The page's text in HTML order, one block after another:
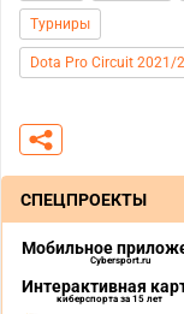
Турниры
Dota Pro Circuit 2021/
СПЕЦПРОЕКТЫ
Мобильное
Cybersport.ru
Интерактивная
киберспорта за 15 лет